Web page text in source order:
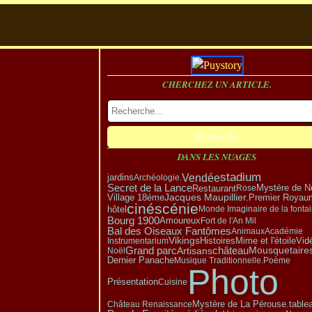
CHERCHEZ UN ARTICLE.
DANS LES NUAGES
jardinsArchéologie.Vendéestadium
Secret de la LanceRestaurantRose Mystère de
Village 18émeJacques Maupillier. Premier
hôtelcinéscénie Monde Imaginaire de la
Bourg 1900Amoureux Fort de l'An Mil
Bal des Oiseaux FantômesAnimauxAcadémie
InstrumentariumVikingsHistoires Mime et l'étoile
NoëlGrand parcArtisanschâteau
Dernier PanacheMusique Traditionnelle. Poème
PrésentationCuisine Photo
Château Renaissance Mystère de La Pérouse.